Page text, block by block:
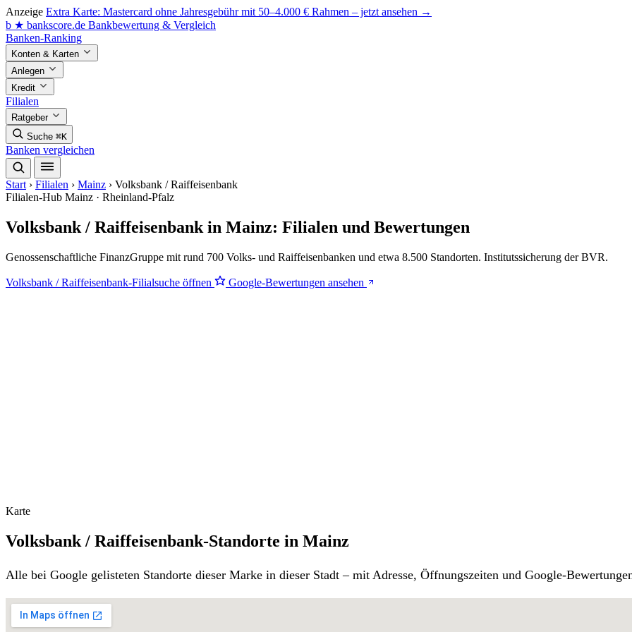
Anzeige Extra Karte: Mastercard ohne Jahresgebühr mit 50–4.000 € Rahmen – jetzt ansehen →
b ★ bankscore.de Bankbewertung & Vergleich
Banken-Ranking
Konten & Karten
Anlegen
Kredit
Filialen
Ratgeber
Suche ⌘K
Banken vergleichen
Start › Filialen › Mainz › Volksbank / Raiffeisenbank
Filialen-Hub Mainz · Rheinland-Pfalz
Volksbank / Raiffeisenbank in Mainz: Filialen und Bewertungen
Genossenschaftliche FinanzGruppe mit rund 700 Volks- und Raiffeisenbanken und etwa 8.500 Standorten. Institutssicherung der BVR.
Volksbank / Raiffeisenbank-Filialsuche öffnen Google-Bewertungen ansehen
Karte
Volksbank / Raiffeisenbank-Standorte in Mainz
Alle bei Google gelisteten Standorte dieser Marke in dieser Stadt – mit Adresse, Öffnungszeiten und Google-